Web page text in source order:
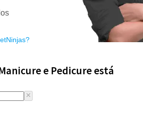
e Pedicure está